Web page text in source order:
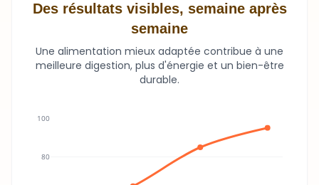
Des résultats visibles, semaine après
semaine
Une alimentation mieux adaptée contribue à une
meilleure digestion, plus d'énergie et un bien-être
durable.
80
100